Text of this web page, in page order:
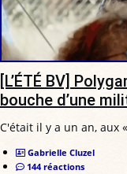
[L’ÉTÉ BV]
bouche d’une
C'était il y a un an, aux
Gabrielle Cluzel
144 réactions